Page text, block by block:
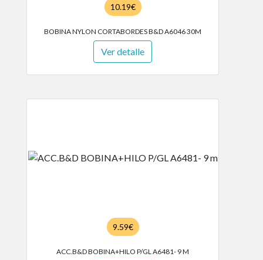
10.19€
BOBINA NYLON CORTABORDES B&D A6046 30M
Ver detalle
9.59€
ACC.B&D BOBINA+HILO P/GL A6481- 9 M